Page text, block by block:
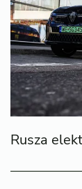
Rusza